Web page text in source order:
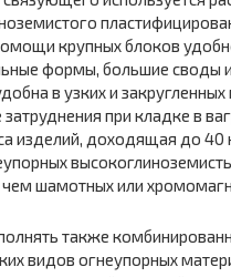
крупных блоков
формы, большие своды и
в узких и закругленных
при кладке в
изделий, доходящая до 40
шамотных или
также
видов огнеупорных